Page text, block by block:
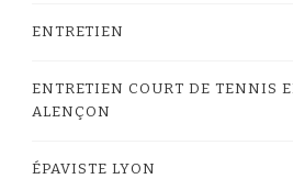
ENTRETIEN
ENTRETIEN COURT DE TENNIS
ALENÇON
ÉPAVISTE LYON